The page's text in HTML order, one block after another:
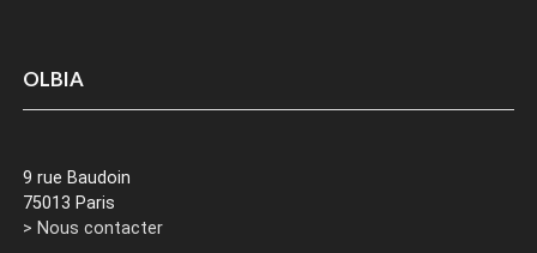
OLBIA
9 rue Baudoin
75013 Paris
> Nous contacter